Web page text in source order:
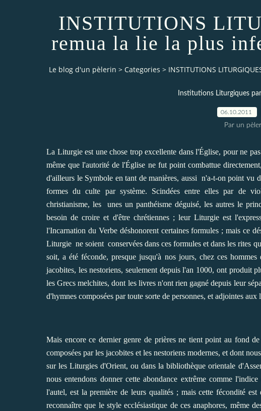
INSTITUTIONS
remua la lie la plus
Le blog d'un pèlerin > Categories > INSTITUTIONS
Institutions Liturgiques
06.10.2011
Par un
La Liturgie est une chose trop excellente dans l'Église, pour ne
même que l'autorité de l'Église ne fut point combattue
d'ailleurs le Symbole en tant de manières, aussi n'a-t-on point vu
formes du culte par système. Scindées entre elles par de
christianisme, les unes un panthéisme déguisé, les autres le
besoin de croire et d'être chrétiennes ; leur Liturgie est
l'Incarnation du Verbe déshonorent certaines formules ; mais ce
Liturgie ne soient conservées dans ces formules et dans les rites
soit, a été féconde, presque jusqu'à nos jours, chez ces
jacobites, les nestoriens, seulement depuis l'an 1000, ont produit
les Grecs melchites, dont les livres n'ont rien gagné depuis leur
d'hymnes composées par toute sorte de personnes, et adjointes
Mais encore ce dernier genre de prières ne tient point au fond
composées par les jacobites et les nestoriens modernes, et dont
sur les Liturgies d'Orient, ou dans la bibliothèque orientale
nous entendons donner cette abondance extrême comme
l'autel, est la première de leurs qualités ; mais cette fécondité
reconnaître que le style ecclésiastique de ces anaphores, même